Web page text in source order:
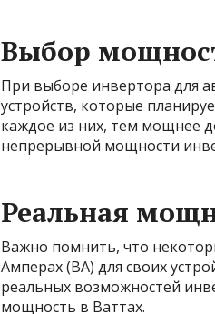
Выбор
При выборе инвертора для
устройств, которые
каждое из них, тем мощнее
непрерывной мощности
Реальная
Важно помнить, что
Амперах (ВА) для своих
реальных возможностей
мощность в Ваттах.